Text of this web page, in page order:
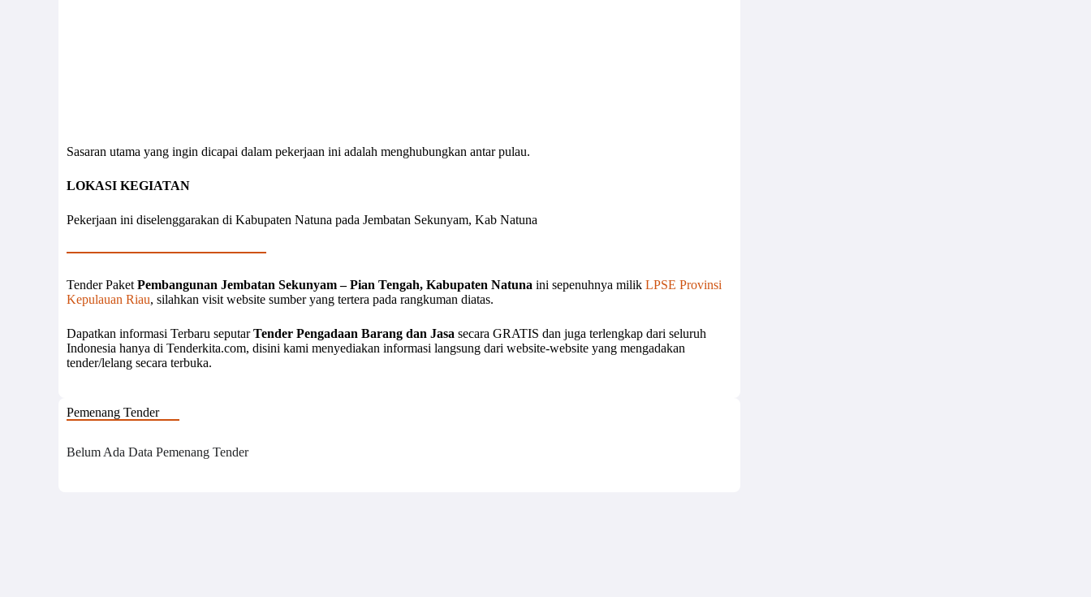
Sasaran utama yang ingin dicapai dalam pekerjaan ini adalah menghubungkan antar pulau.
LOKASI KEGIATAN
Pekerjaan ini diselenggarakan di Kabupaten Natuna pada Jembatan Sekunyam, Kab Natuna
Tender Paket Pembangunan Jembatan Sekunyam – Pian Tengah, Kabupaten Natuna ini sepenuhnya milik LPSE Provinsi
Kepulauan Riau, silahkan visit website sumber yang tertera pada rangkuman diatas.
Dapatkan informasi Terbaru seputarTender Pengadaan Barang dan Jasa secara GRATIS dan juga terlengkap dari seluruh
Indonesia hanya di Tenderkita.com, disini kami menyediakan informasi langsung dari website-website yang mengadakan
tender/lelang secara terbuka.
Pemenang Tender
Belum Ada Data Pemenang Tender